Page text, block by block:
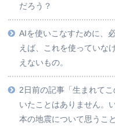
だろう？
AIを使いこなすために、
えば、これを使っていな
えないもの。
2日前の記事「生まれて
いたことはありません。
本の地震について思うこ